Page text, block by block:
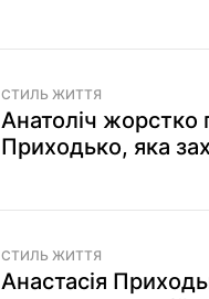
СТИЛЬ ЖИТТЯ
Анатоліч жорстко
Приходько, яка
СТИЛЬ ЖИТТЯ
Анастасія